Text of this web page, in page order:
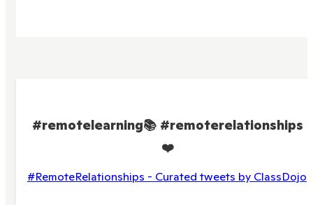
#remotelearning📚 #remoterelationships
❤️
#RemoteRelationships - Curated tweets by ClassDojo